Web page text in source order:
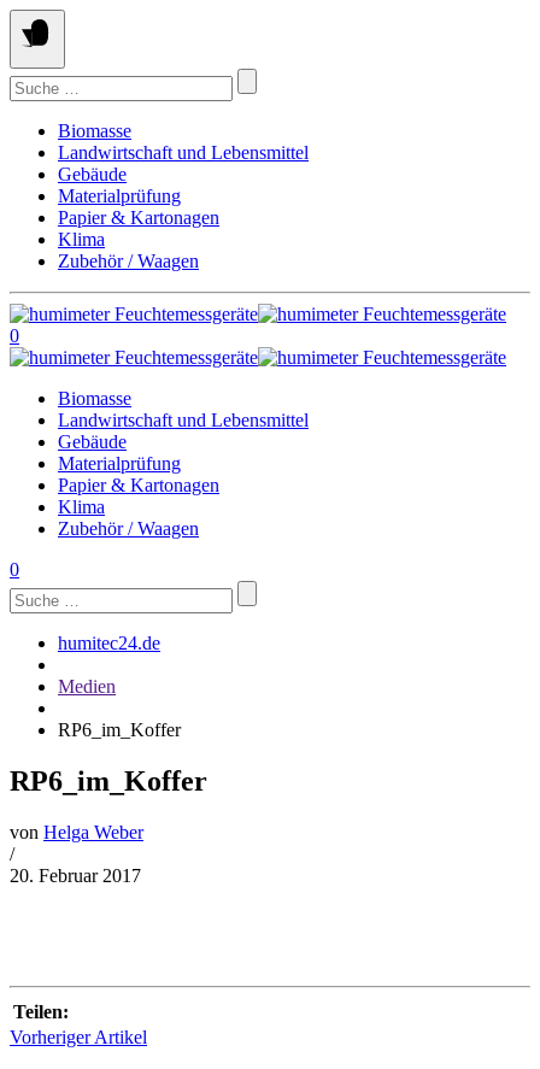
Springe
zum
Inhalt
Suchen
nach:
Biomasse
Landwirtschaft und Lebensmittel
Gebäude
Materialprüfung
Papier & Kartonagen
Klima
Zubehör / Waagen
0
Biomasse
Landwirtschaft und Lebensmittel
Gebäude
Materialprüfung
Papier & Kartonagen
Klima
Zubehör / Waagen
0
Suchen
nach:
humitec24.de
Medien
RP6_im_Koffer
RP6_im_Koffer
von Helga Weber
/
20. Februar 2017
Teilen:
Vorheriger Artikel